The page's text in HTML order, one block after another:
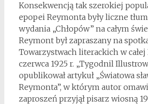
Konsekwencją tak szerokiej
epopei Reymonta były liczne
wydania „Chłopów” na całym
Reymont był zapraszany na
Towarzystwach literackich w całej
czerwca 1925 r. „Tygodnil
opublikował artykuł „Światowa
Reymonta”, w którym autor
zaproszeń przyjął pisarz wiosną